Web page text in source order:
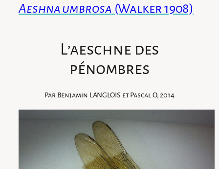
Aeshna umbrosa (Walker 1908)
L’aeschne des
pénombres
Par Benjamin LANGLOIS et Pascal O, 2014